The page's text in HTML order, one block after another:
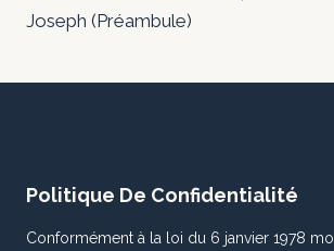
Joseph (Préambule)
Politique De Confidentialité
Conformément à la loi du 6 janvier 1978